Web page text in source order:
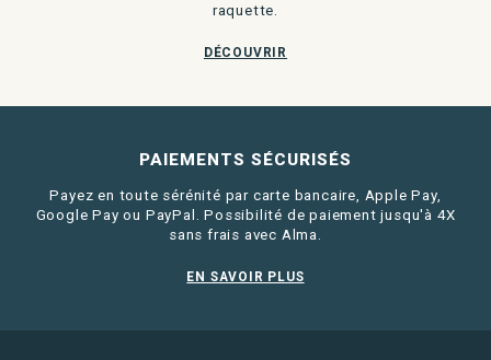
raquette.
DÉCOUVRIR
PAIEMENTS SÉCURISÉS
Payez en toute sérénité par carte bancaire, Apple Pay,
Google Pay ou PayPal. Possibilité de paiement jusqu'à 4X
sans frais avec Alma.
EN SAVOIR PLUS